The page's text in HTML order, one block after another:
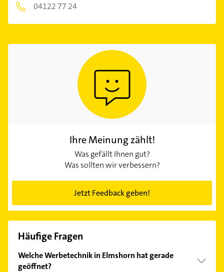
04122 77 24
Ihre Meinung zählt!
Was gefällt Ihnen gut?
Was sollten wir verbessern?
Jetzt Feedback geben!
Häufige Fragen
Welche Werbetechnik in Elmshorn hat gerade
geöffnet?